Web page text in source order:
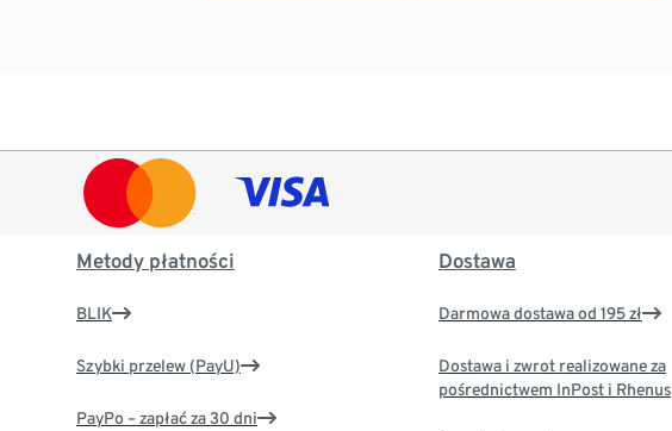
Metody płatności
BLIK
Szybki przelew (PayU)
PayPo – zapłać za 30 dni
Dostawa
Darmowa dostawa od 195 zł
Dostawa i zwrot realizowane za
pośrednictwem InPost i Rhenus